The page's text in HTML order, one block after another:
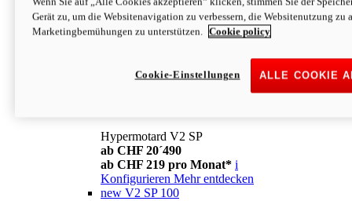
Konfigurieren Mehr entdecken
newV2
ab CHF 169 pro Monat* i
Mehr entdecken
Hypermotard V2 SP
ab CHF 20´490
ab CHF 219 pro Monat* i
Konfigurieren Mehr entdecken
new V2 SP 100
Gerät zu, um die Websitenavigation zu verbessern, die Websitenutzung zu
Marketingbemühungen zu unterstützen.
Cookie policy
ALLE COOKIE
Cookie-Einstellungen